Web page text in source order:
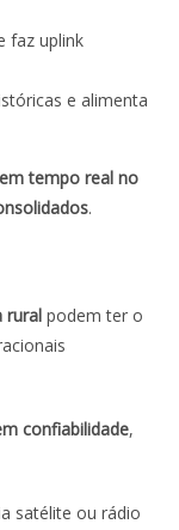
faz uplink
e alimenta
tempo real no
.
rural podem ter o
confiabilidade,
satélite ou rádio